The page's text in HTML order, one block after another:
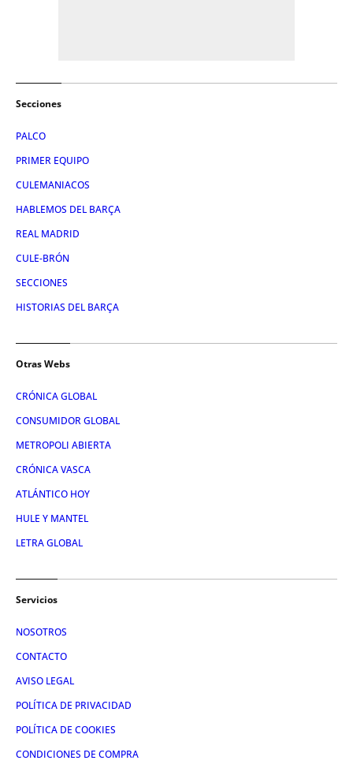
Secciones
PALCO
PRIMER EQUIPO
CULEMANIACOS
HABLEMOS DEL BARÇA
REAL MADRID
CULE-BRÓN
SECCIONES
HISTORIAS DEL BARÇA
Otras Webs
CRÓNICA GLOBAL
CONSUMIDOR GLOBAL
METROPOLI ABIERTA
CRÓNICA VASCA
ATLÁNTICO HOY
HULE Y MANTEL
LETRA GLOBAL
Servicios
NOSOTROS
CONTACTO
AVISO LEGAL
POLÍTICA DE PRIVACIDAD
POLÍTICA DE COOKIES
CONDICIONES DE COMPRA